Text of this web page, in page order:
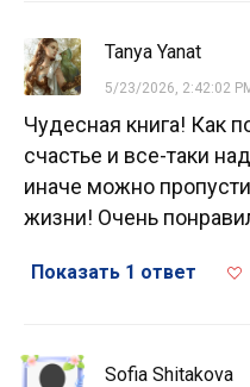
Tanya Yanat
5/23/2026, 2:42:02
Чудесная книга! Как
счастье и все-таки
иначе можно
жизни! Очень
Показать 1 ответ
Sofia Shitakova